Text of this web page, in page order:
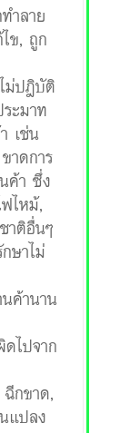
ำลาย
ข, ถูก
ม่ปฎิบัติ
ะมาท
เช่น
าดการ
ค้า ซึ่ง
ไหม้,
าติอื่นๆ
ษาไม่
ค้านาน
ไปจาก
กขาด,
แปลง